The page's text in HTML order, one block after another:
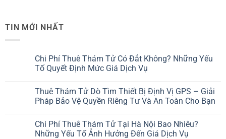
TIN MỚI NHẤT
Chi Phí Thuê Thám Tử Có Đắt Không? Những Yếu
Tố Quyết Định Mức Giá Dịch Vụ
Thuê Thám Tử Dò Tìm Thiết Bị Định Vị GPS – Giải
Pháp Bảo Vệ Quyền Riêng Tư Và An Toàn Cho Bạn
Chi Phí Thuê Thám Tử Tại Hà Nội Bao Nhiêu?
Những Yếu Tố Ảnh Hưởng Đến Giá Dịch Vụ